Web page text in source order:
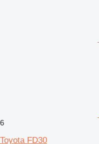
6
Toyota FD30